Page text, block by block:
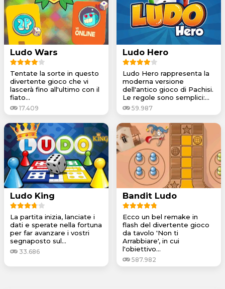
Ludo Wars
Tentate la sorte in questo
divertente gioco che vi
lascerà fino all'ultimo con il
fiato...
17.409
Ludo Hero
Ludo Hero rappresenta la
moderna versione
dell'antico gioco di Pachisi.
Le regole sono semplici:...
59.987
Ludo King
La partita inizia, lanciate i
dati e sperate nella fortuna
per far avanzare i vostri
segnaposto sul...
33.686
Bandit Ludo
Ecco un bel remake in
flash del divertente gioco
da tavolo 'Non ti
Arrabbiare', in cui
l'obiettivo...
587.982